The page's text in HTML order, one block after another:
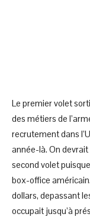
Le premier volet
des métiers de
recrutement dans
année-là. On
second volet
box-office
dollars, depassant
occupait jusqu’à